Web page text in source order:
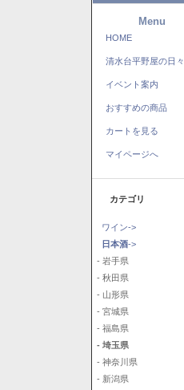
Menu
HOME
清水台平野屋の日々
イベント案内
おすすめの商品
カートを見る
マイページへ
カテゴリ
ワイン->
日本酒->
- 岩手県
- 秋田県
- 山形県
- 宮城県
- 福島県
- 埼玉県
- 神奈川県
- 新潟県